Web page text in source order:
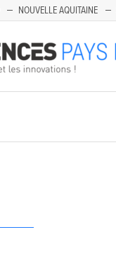
NOUVELLE AQUITAINE